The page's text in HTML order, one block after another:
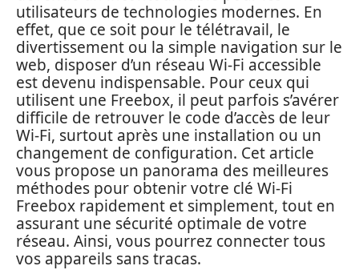
utilisateurs de technologies modernes. En
effet, que ce soit pour le télétravail, le
divertissement ou la simple navigation sur le
web, disposer d’un réseau Wi-Fi accessible
est devenu indispensable. Pour ceux qui
utilisent une Freebox, il peut parfois s’avérer
difficile de retrouver le code d’accès de leur
Wi-Fi, surtout après une installation ou un
changement de configuration. Cet article
vous propose un panorama des meilleures
méthodes pour obtenir votre clé Wi-Fi
Freebox rapidement et simplement, tout en
assurant une sécurité optimale de votre
réseau. Ainsi, vous pourrez connecter tous
vos appareils sans tracas.